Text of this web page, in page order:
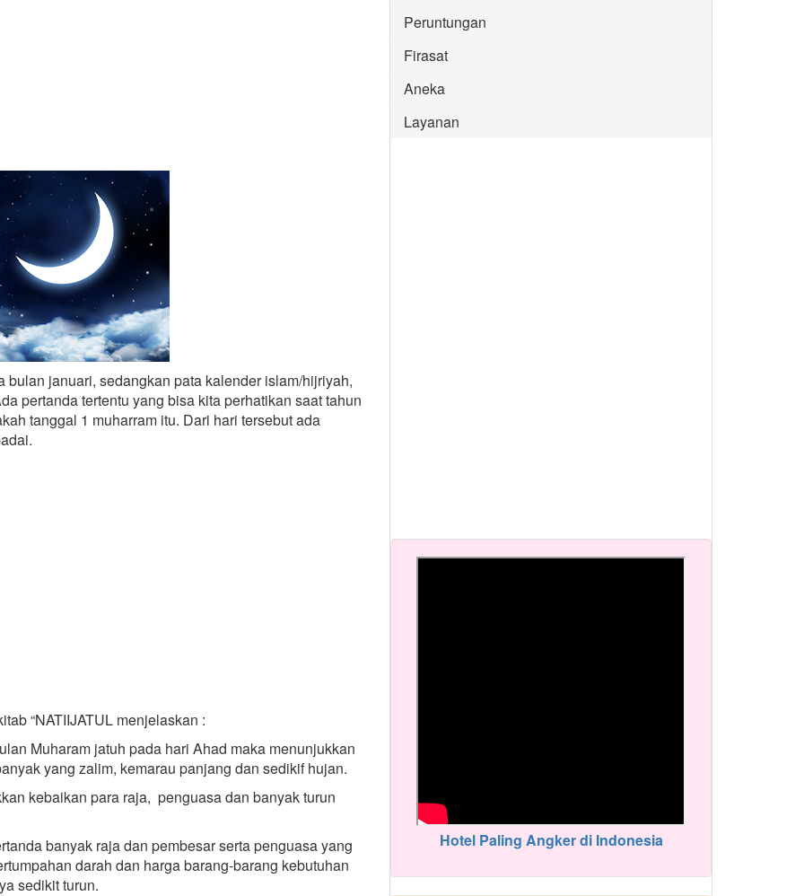
januari, sedangkan pata kalender islam/hijriyah,
pertanda tertentu yang bisa kita perhatikan saat tahun
tanggal 1 muharram itu. Dari hari tersebut ada
“NATIIJATUL menjelaskan :
Muharam jatuh pada hari Ahad maka menunjukkan
yang zalim, kemarau panjang dan sedikif hujan.
kebaikan para raja, penguasa dan banyak turun
banyak raja dan pembesar serta penguasa yang
darah dan harga barang-barang kebutuhan
sedikit turun.
Peruntungan
Firasat
Aneka
Layanan
Hotel Paling Angker di Indonesia